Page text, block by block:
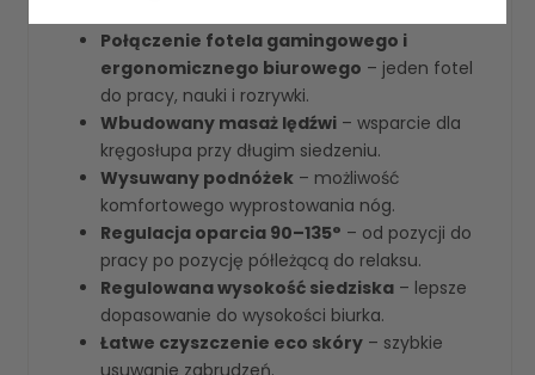
Połączenie fotela gamingowego i
ergonomicznego biurowego – jeden fotel
do pracy, nauki i rozrywki.
Wbudowany masaż lędźwi – wsparcie dla
kręgosłupa przy długim siedzeniu.
Wysuwany podnóżek – możliwość
komfortowego wyprostowania nóg.
Regulacja oparcia 90–135° – od pozycji do
pracy po pozycję półleżącą do relaksu.
Regulowana wysokość siedziska – lepsze
dopasowanie do wysokości biurka.
Łatwe czyszczenie eco skóry – szybkie